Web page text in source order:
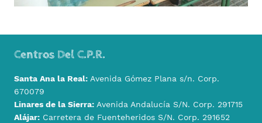
Centros Del C.P.R.
Santa Ana la Real: Avenida Gómez Plana s/n. Corp.
670079
Linares de la Sierra: Avenida Andalucía S/N. Corp. 291715
Alájar: Carretera de Fuenteheridos S/N. Corp. 291652